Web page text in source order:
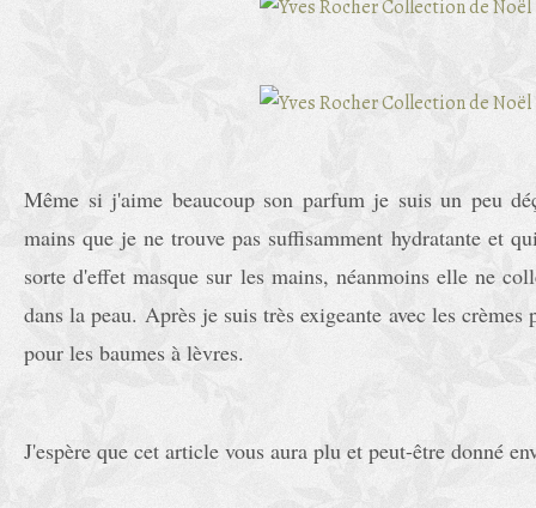
Même si j'aime beaucoup son parfum je suis un peu
mains que je ne trouve pas suffisamment hydratante et
sorte d'effet masque sur les mains, néanmoins elle ne
dans la peau. Après je suis très exigeante avec les
pour les baumes à lèvres.
J'espère que cet article vous aura plu et peut-être donné